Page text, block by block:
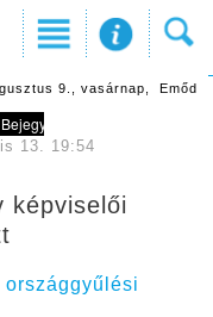
9., vasárnap, Emőd
13. 19:54
képviselői